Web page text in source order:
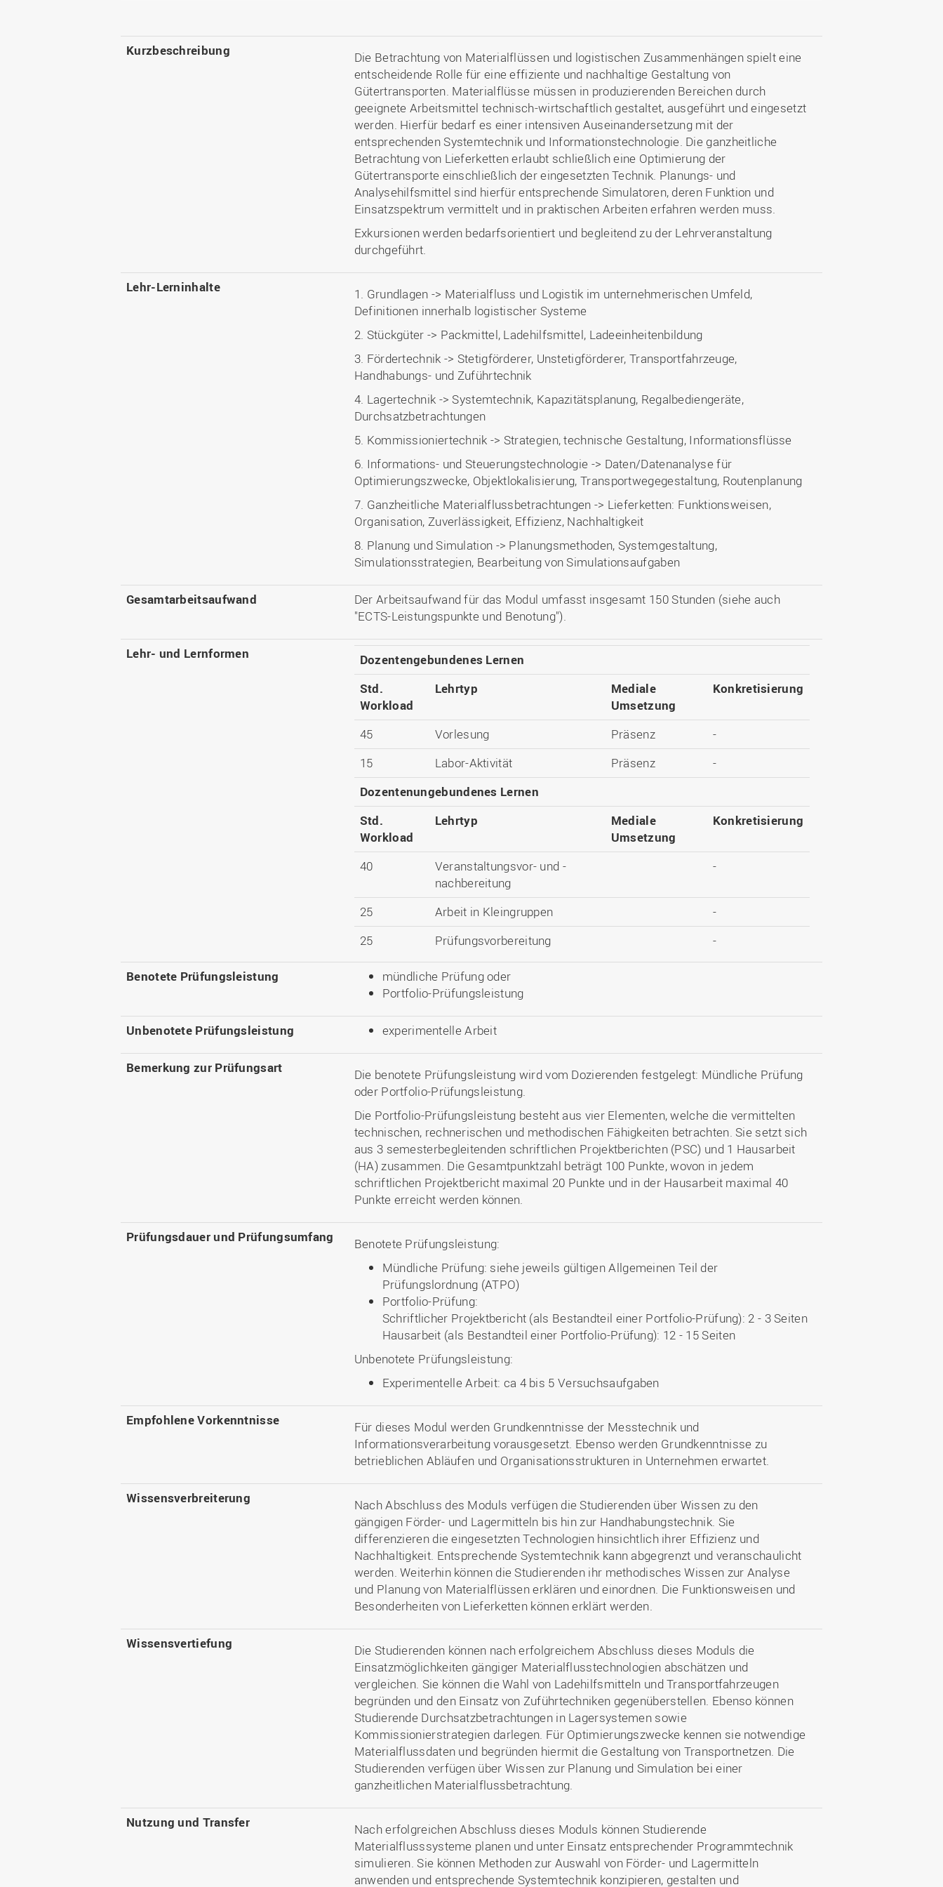
Kurzbeschreibung
Die Betrachtung von Materialflüssen und logistischen Zusammenhängen spielt eine
entscheidende Rolle für eine effiziente und nachhaltige Gestaltung von
Gütertransporten. Materialflüsse müssen in produzierenden Bereichen durch
geeignete Arbeitsmittel technisch-wirtschaftlich gestaltet, ausgeführt und eingesetzt
werden. Hierfür bedarf es einer intensiven Auseinandersetzung mit der
entsprechenden Systemtechnik und Informationstechnologie. Die ganzheitliche
Betrachtung von Lieferketten erlaubt schließlich eine Optimierung der
Gütertransporte einschließlich der eingesetzten Technik. Planungs- und
Analysehilfsmittel sind hierfür entsprechende Simulatoren, deren Funktion und
Einsatzspektrum vermittelt und in praktischen Arbeiten erfahren werden muss.
Exkursionen werden bedarfsorientiert und begleitend zu der Lehrveranstaltung
durchgeführt.
Lehr-Lerninhalte
1. Grundlagen -> Materialfluss und Logistik im unternehmerischen Umfeld,
Definitionen innerhalb logistischer Systeme
2. Stückgüter -> Packmittel, Ladehilfsmittel, Ladeeinheitenbildung
3. Fördertechnik -> Stetigförderer, Unstetigförderer, Transportfahrzeuge,
Handhabungs- und Zuführtechnik
4. Lagertechnik -> Systemtechnik, Kapazitätsplanung, Regalbediengeräte,
Durchsatzbetrachtungen
5. Kommissioniertechnik -> Strategien, technische Gestaltung, Informationsflüsse
6. Informations- und Steuerungstechnologie -> Daten/Datenanalyse für
Optimierungszwecke, Objektlokalisierung, Transportwegegestaltung, Routenplanung
7. Ganzheitliche Materialflussbetrachtungen -> Lieferketten: Funktionsweisen,
Organisation, Zuverlässigkeit, Effizienz, Nachhaltigkeit
8. Planung und Simulation -> Planungsmethoden, Systemgestaltung,
Simulationsstrategien, Bearbeitung von Simulationsaufgaben
Gesamtarbeitsaufwand
Der Arbeitsaufwand für das Modul umfasst insgesamt 150 Stunden (siehe auch
"ECTS-Leistungspunkte und Benotung").
Lehr- und Lernformen
Dozentengebundenes Lernen
Std.
Workload
Lehrtyp
Mediale
Umsetzung
Konkretisierung
45 Vorlesung Präsenz
-
15
Labor-Aktivität Präsenz
-
Dozentenungebundenes Lernen
Std.
Workload
Lehrtyp
Mediale
Umsetzung
Konkretisierung
40
Veranstaltungsvor- und -
nachbereitung
-
25 Arbeit in Kleingruppen
-
25
Prüfungsvorbereitung -
Benotete Prüfungsleistung
mündliche Prüfung oder
Portfolio-Prüfungsleistung
Unbenotete Prüfungsleistung experimentelle Arbeit
Bemerkung zur Prüfungsart
Die benotete Prüfungsleistung wird vom Dozierenden festgelegt: Mündliche Prüfung
oder Portfolio-Prüfungsleistung.
Die Portfolio-Prüfungsleistung besteht aus vier Elementen, welche die vermittelten
technischen, rechnerischen und methodischen Fähigkeiten betrachten. Sie setzt sich
aus 3 semesterbegleitenden schriftlichen Projektberichten (PSC) und 1 Hausarbeit
(HA) zusammen. Die Gesamtpunktzahl beträgt 100 Punkte, wovon in jedem
schriftlichen Projektbericht maximal 20 Punkte und in der Hausarbeit maximal 40
Punkte erreicht werden können.
Prüfungsdauer und Prüfungsumfang
Benotete Prüfungsleistung:
Mündliche Prüfung: siehe jeweils gültigen Allgemeinen Teil der
Prüfungslordnung (ATPO)
Portfolio-Prüfung:
Schriftlicher Projektbericht (als Bestandteil einer Portfolio-Prüfung): 2 - 3 Seiten
Hausarbeit (als Bestandteil einer Portfolio-Prüfung): 12 - 15 Seiten
Unbenotete Prüfungsleistung:
Experimentelle Arbeit: ca 4 bis 5 Versuchsaufgaben
Empfohlene Vorkenntnisse
Für dieses Modul werden Grundkenntnisse der Messtechnik und
Informationsverarbeitung vorausgesetzt. Ebenso werden Grundkenntnisse zu
betrieblichen Abläufen und Organisationsstrukturen in Unternehmen erwartet.
Wissensverbreiterung
Nach Abschluss des Moduls verfügen die Studierenden über Wissen zu den
gängigen Förder- und Lagermitteln bis hin zur Handhabungstechnik. Sie
differenzieren die eingesetzten Technologien hinsichtlich ihrer Effizienz und
Nachhaltigkeit. Entsprechende Systemtechnik kann abgegrenzt und veranschaulicht
werden. Weiterhin können die Studierenden ihr methodisches Wissen zur Analyse
und Planung von Materialflüssen erklären und einordnen. Die Funktionsweisen und
Besonderheiten von Lieferketten können erklärt werden.
Wissensvertiefung
Die Studierenden können nach erfolgreichem Abschluss dieses Moduls die
Einsatzmöglichkeiten gängiger Materialflusstechnologien abschätzen und
vergleichen. Sie können die Wahl von Ladehilfsmitteln und Transportfahrzeugen
begründen und den Einsatz von Zuführtechniken gegenüberstellen. Ebenso können
Studierende Durchsatzbetrachtungen in Lagersystemen sowie
Kommissionierstrategien darlegen. Für Optimierungszwecke kennen sie notwendige
Materialflussdaten und begründen hiermit die Gestaltung von Transportnetzen. Die
Studierenden verfügen über Wissen zur Planung und Simulation bei einer
ganzheitlichen Materialflussbetrachtung.
Nutzung und Transfer
Nach erfolgreichen Abschluss dieses Moduls können Studierende
Materialflusssysteme planen und unter Einsatz entsprechender Programmtechnik
simulieren. Sie können Methoden zur Auswahl von Förder- und Lagermitteln
anwenden und entsprechende Systemtechnik konzipieren, gestalten und